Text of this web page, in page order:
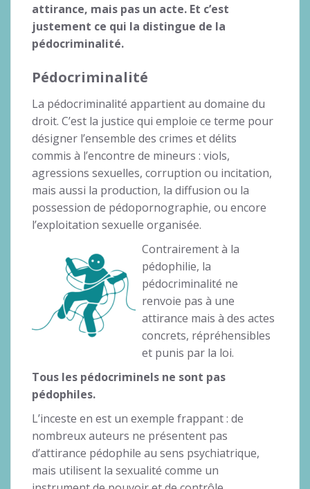
attirance, mais pas un acte. Et c’est
justement ce qui la distingue de la
pédocriminalité.
Pédocriminalité
La pédocriminalité appartient au domaine du
droit. C’est la justice qui emploie ce terme pour
désigner l’ensemble des crimes et délits
commis à l’encontre de mineurs : viols,
agressions sexuelles, corruption ou incitation,
mais aussi la production, la diffusion ou la
possession de pédopornographie, ou encore
l’exploitation sexuelle organisée.
Contrairement à la
pédophilie, la
pédocriminalité ne
renvoie pas à une
attirance mais à des actes
concrets, répréhensibles
et punis par la loi.
Tous les pédocriminels ne sont pas
pédophiles.
L’inceste en est un exemple frappant : de
nombreux auteurs ne présentent pas
d’attirance pédophile au sens psychiatrique,
mais utilisent la sexualité comme un